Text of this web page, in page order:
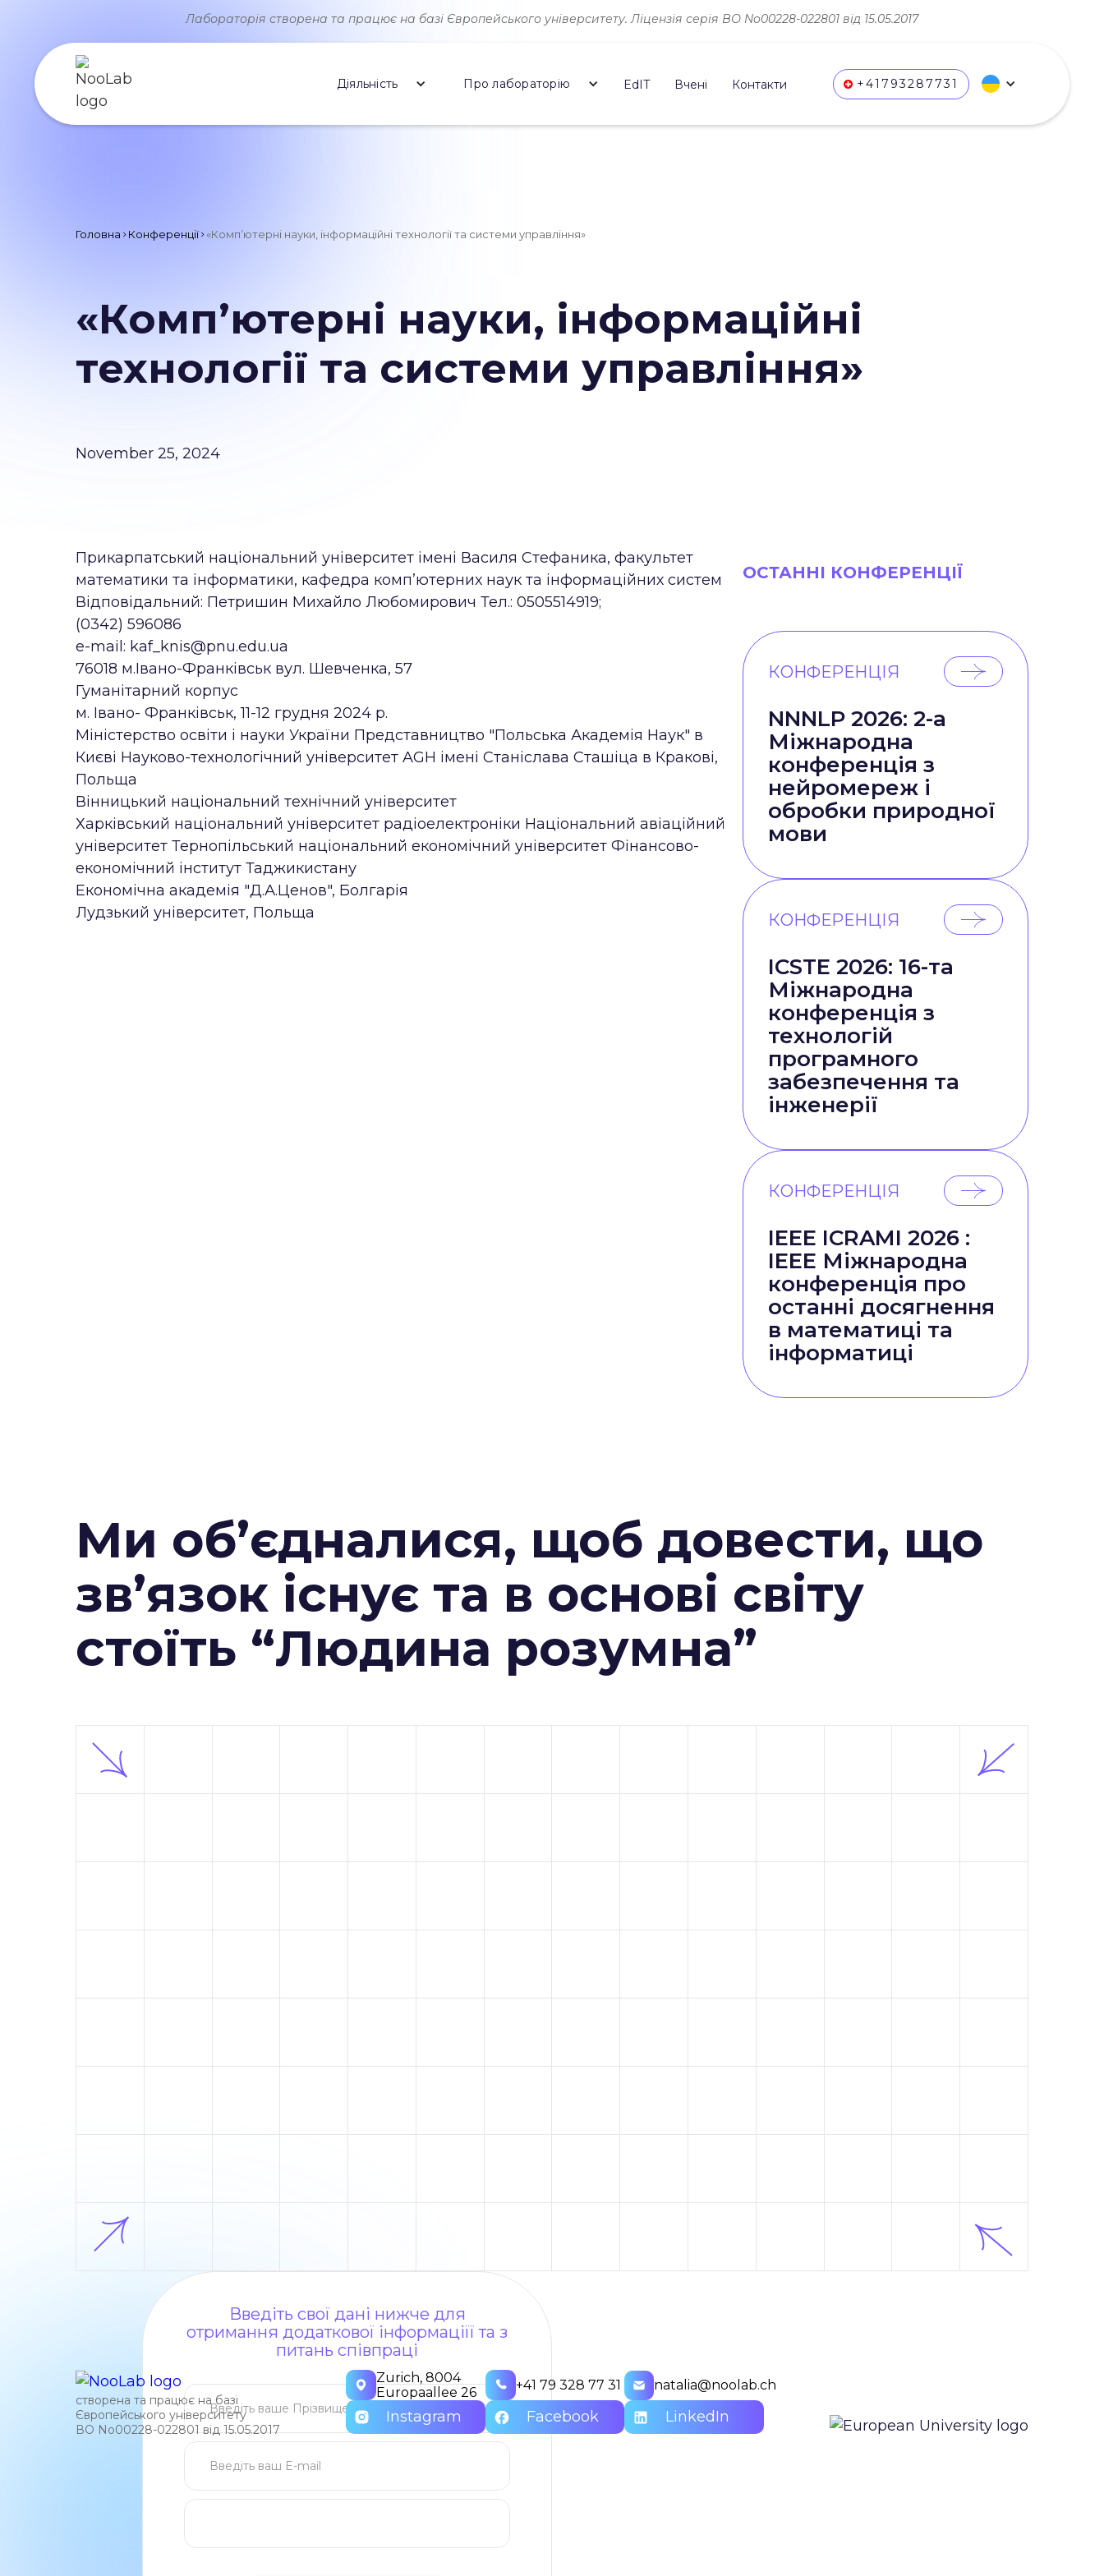
Лабораторія створена та працює на базі Європейського університету. Ліцензія серія ВО No00228-022801 від 15.05.2017
Діяльність Про лабораторію EdIT Вчені Контакти +41793287731
Головна Конференції «Компʼютерні науки, інформаційні технології та системи управління»
«Компʼютерні науки, інформаційні
технології та системи управління»
November 25, 2024
Прикарпатський національний університет імені Василя Стефаника, факультет
математики та інформатики, кафедра комп’ютерних наук та інформаційних систем
Відповідальний: Петришин Михайло Любомирович Тел.: 0505514919;
(0342) 596086
e-mail: kaf_knis@pnu.edu.ua
76018 м.Івано-Франківськ вул. Шевченка, 57
Гуманітарний корпус
м. Івано- Франківськ, 11-12 грудня 2024 р.
Міністерство освіти і науки України Представництво "Польська Академія Наук" в
Києві Науково-технологічний університет AGH імені Станіслава Сташіца в Кракові,
Польща
Вінницький національний технічний університет
Харківський національний університет радіоелектроніки Національний авіаційний
університет Тернопільський національний економічний університет Фінансово-
економічний інститут Таджикистану
Економічна академія "Д.А.Ценов", Болгарія
Лудзький університет, Польща
ОСТАННІ КОНФЕРЕНЦІЇ
КОНФЕРЕНЦІЯ
NNNLP 2026: 2-а
Міжнародна
конференція з
нейромереж і
обробки природної
мови
КОНФЕРЕНЦІЯ
ICSTE 2026: 16-та
Міжнародна
конференція з
технологій
програмного
забезпечення та
інженерії
КОНФЕРЕНЦІЯ
IEEE ICRAMI 2026 :
IEEE Міжнародна
конференція про
останні досягнення
в математиці та
інформатиці
Ми об’єдналися, щоб довести, що
зв’язок існує та в основі світу
стоїть “Людина розумна”
Введіть свої дані нижче для
отримання додаткової інформаціїї та з
питань співпраці
створена та працює на базі
Європейського університету
ВО No00228-022801 від 15.05.2017
Zurich, 8004
Europaallee 26
+41 79 328 77 31 natalia@noolab.ch
Instagram Facebook LinkedIn